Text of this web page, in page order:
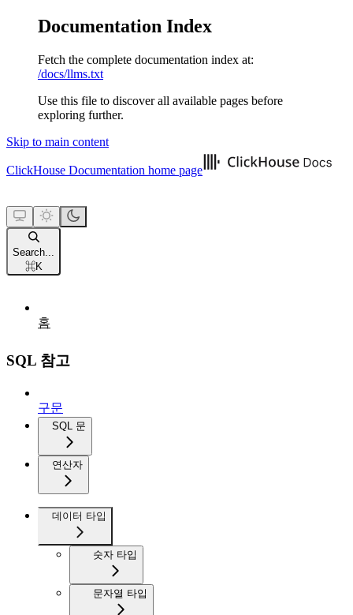
Documentation Index
Fetch the complete documentation index at:
/docs/llms.txt
Use this file to discover all available pages before
exploring further.
Skip to main content
ClickHouse Documentation home page
Search...
⌘K
홈
SQL 참고
구문
SQL 문
연산자
데이터 타입
숫자 타입
문자열 타입